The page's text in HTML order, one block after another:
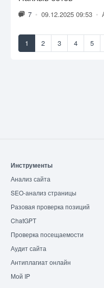
7 • 09.12.2025 09:53 •
1 2 3 4 5
Инструменты
Анализ сайта
SEO-анализ страницы
Разовая проверка позиций
ChatGPT
Проверка посещаемости
Аудит сайта
Антиплагиат онлайн
Мой IP